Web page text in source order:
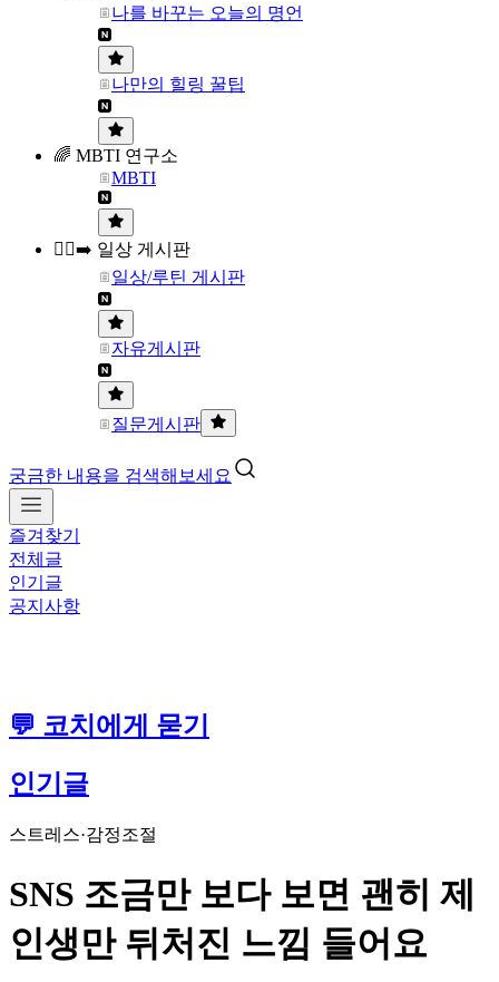
나를 바꾸는 오늘의 명언
나만의 힐링 꿀팁
🌈 MBTI 연구소
MBTI
🏃‍♀️‍➡️ 일상 게시판
일상/루틴 게시판
자유게시판
질문게시판
궁금한 내용을 검색해보세요
즐겨찾기
전체글
인기글
공지사항
💬 코치에게 묻기
인기글
스트레스·감정조절
SNS 조금만 보다 보면 괜히 제
인생만 뒤처진 느낌 들어요